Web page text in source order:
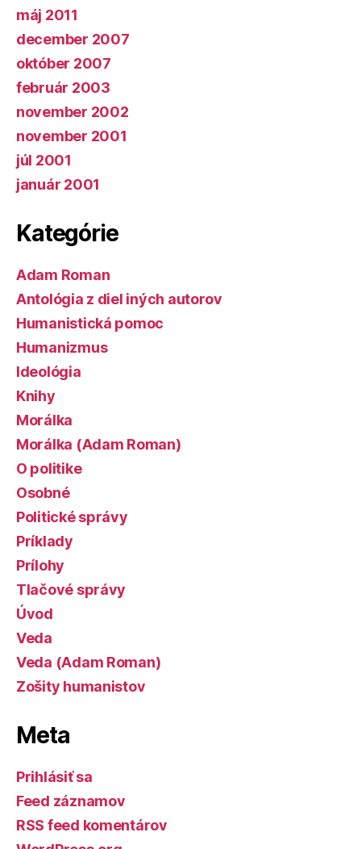
máj 2011
december 2007
október 2007
február 2003
november 2002
november 2001
júl 2001
január 2001
Kategórie
Adam Roman
Antológia z diel iných autorov
Humanistická pomoc
Humanizmus
Ideológia
Knihy
Morálka
Morálka (Adam Roman)
O politike
Osobné
Politické správy
Príklady
Prílohy
Tlačové správy
Úvod
Veda
Veda (Adam Roman)
Zošity humanistov
Meta
Prihlásiť sa
Feed záznamov
RSS feed komentárov